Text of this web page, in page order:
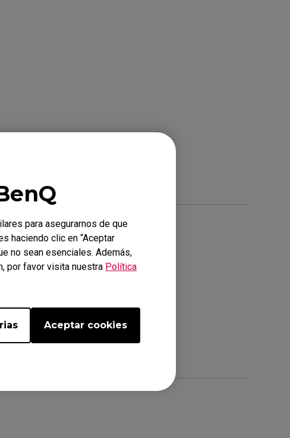
para asegurarnos de que
haciendo clic en “Aceptar
no sean esenciales. Además,
por favor visita nuestra Política
Aceptar cookies